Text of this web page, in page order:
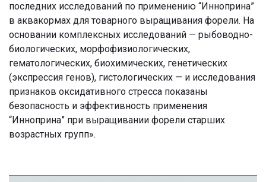
последних исследований по применению “Инноприна”
в аквакормах для товарного выращивания форели. На
основании комплексных исследований — рыбоводно-
биологических, морфофизиологических,
гематологических, биохимических, генетических
(экспрессия генов), гистологических — и исследования
признаков оксидативного стресса показаны
безопасность и эффективность применения
“Инноприна” при выращивании форели старших
возрастных групп».